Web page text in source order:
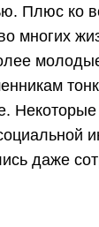
Плюс ко
многих
даже